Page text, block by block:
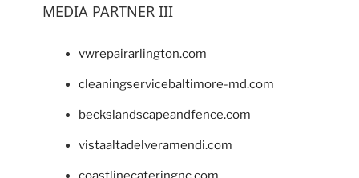
MEDIA PARTNER III
vwrepairarlington.com
cleaningservicebaltimore-md.com
beckslandscapeandfence.com
vistaaltadelveramendi.com